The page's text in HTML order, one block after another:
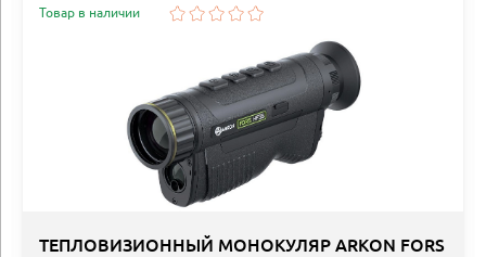
Товар в наличии
ТЕПЛОВИЗИОННЫЙ МОНОКУЛЯР ARKON FORS